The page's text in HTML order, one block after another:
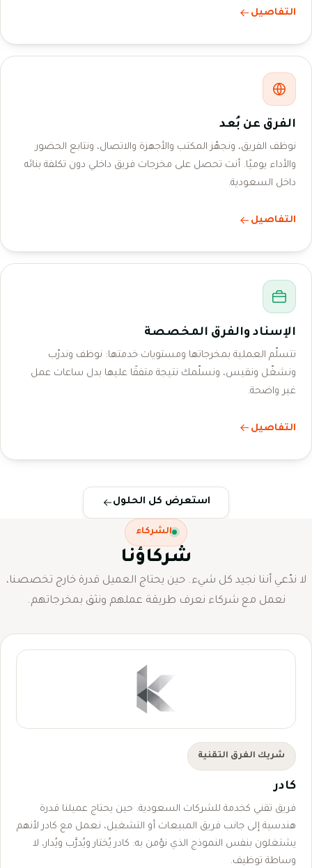
التفاصيل
الفرق عن بُعد
نوظف الفريق، ونجهّز المكتب والأجهزة والاتصال، ونتابع الحضور
والأداء يوميًا. أنت تحصل على مخرجات فريق داخلي دون تكلفة بنائه
داخل السعودية.
التفاصيل
الإسناد والفرق المخصصة
نتسلّم العملية بمخرجاتها ومستويات خدمتها: نوظف وندرّب
ونشغّل ونقيس، ونسلّمك نتيجة متفقًا عليها بدل ساعات عمل
غير واضحة.
التفاصيل
استعرض كل الحلول
الشركاء
شركاؤنا
لا ندّعي أننا نجيد كل شيء. حين يحتاج العميل قدرة خارج تخصصنا،
نعمل مع شركاء نعرف طريقة عملهم ونثق بمخرجاتهم.
شريك الفرق التقنية
كادر
فريق تقني كخدمة للشركات السعودية. حين يحتاج عميلنا قدرة
هندسية إلى جانب فريق المبيعات أو التشغيل، نعمل مع كادر لأنهم
يشتغلون بنفس النموذج الذي نؤمن به: كادر يُختار ويُدرَّب ويُدار، لا
وساطة توظيف.